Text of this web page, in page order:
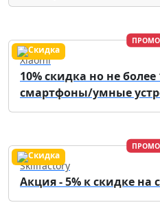
Xiaomi
10% скидка но не более
смартфоны/умные
Skillfactory
Акция - 5% к скидке на